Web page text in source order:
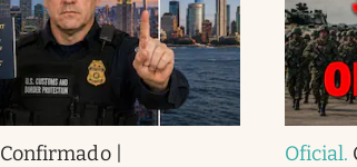
Confirmado |
Oficial.